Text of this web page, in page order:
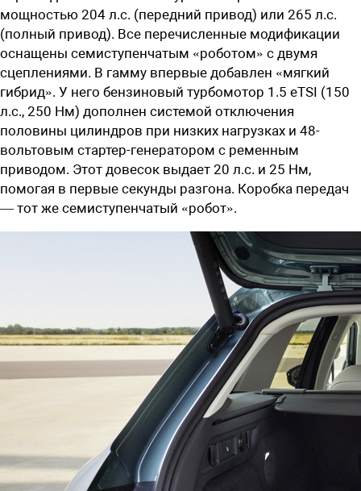
мощностью 204 л.с. (передний привод) или 265 л.с.
(полный привод). Все перечисленные модификации
оснащены семиступенчатым «роботом» с двумя
сцеплениями. В гамму впервые добавлен «мягкий
гибрид». У него бензиновый турбомотор 1.5 eTSI (150
л.с., 250 Нм) дополнен системой отключения
половины цилиндров при низких нагрузках и 48-
вольтовым стартер-генератором с ременным
приводом. Этот довесок выдает 20 л.с. и 25 Нм,
помогая в первые секунды разгона. Коробка передач
— тот же семиступенчатый «робот».